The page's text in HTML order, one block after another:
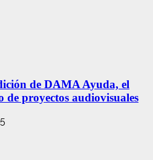
de DAMA Ayuda, el
proyectos audiovisuales